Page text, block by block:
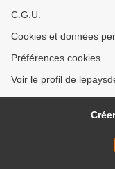
C.G.U.
Cookies et données
Préférences cookies
Voir le profil de